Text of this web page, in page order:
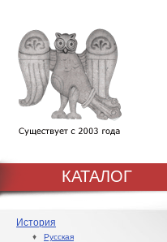
КАТАЛОГ
История
♦ Русская